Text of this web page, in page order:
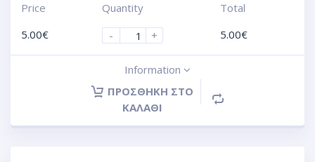
Price
5.00€
Quantity
-
+
Total
5.00€
Information
ΠΡΟΣΘΉΚΗ ΣΤΟ
ΚΑΛΆΘΙ